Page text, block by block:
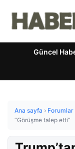
Güncel
Ana sayfa › Forumlar
“Görüşme talep etti”